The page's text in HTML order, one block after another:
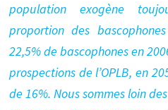
population exogène
proportion des
22,5% de bascophones en
prospections de l’OPLB, en
de 16%. Nous sommes loin